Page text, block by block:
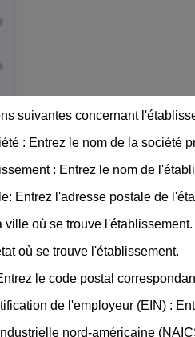
suivantes concernant
: Entrez le nom de la société
: Entrez le nom de
: Entrez l'adresse postale de
ville où se trouve l'établissement.
où se trouve l'établissement.
le code postal
de l'employeur (EIN) :
nord-américaine